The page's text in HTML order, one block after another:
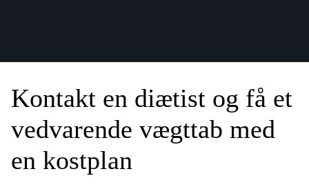
Kontakt en diætist og få et
vedvarende vægttab med
en kostplan